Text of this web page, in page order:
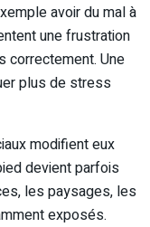
avoir du mal à
une frustration
correctement. Une
plus de stress
modifient eux
devient parfois
les paysages, les
exposés.